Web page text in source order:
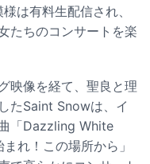
は有料生配信され、
たちのコンサートを楽
映像を経て、聖良と理
たSaint Snowは、イ
「Dazzling White
れ！この場所から」